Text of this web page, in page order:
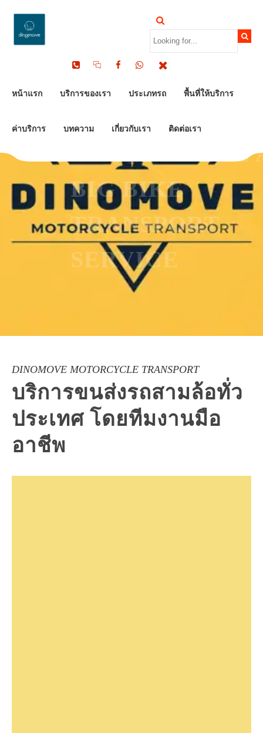
หน้าแรก บริการของเรา ประเภทรถ พื้นที่ให้บริการ
ค่าบริการ บทความ เกี่ยวกับเรา ติดต่อเรา
ขนส่งรถสามล้อทั่วไทย ปลอดภัย รวดเร็ว รั
บ้าน | Dinomove
DINOMOVE
MOTORCYCLE
BIG BIKE
TRANSPORT
SERVICE
DINOMOVE MOTORCYCLE TRANSPORT
บริการขนส่งรถสามล้อทั่ว
ประเทศ โดยทีมงานมือ
อาชีพ